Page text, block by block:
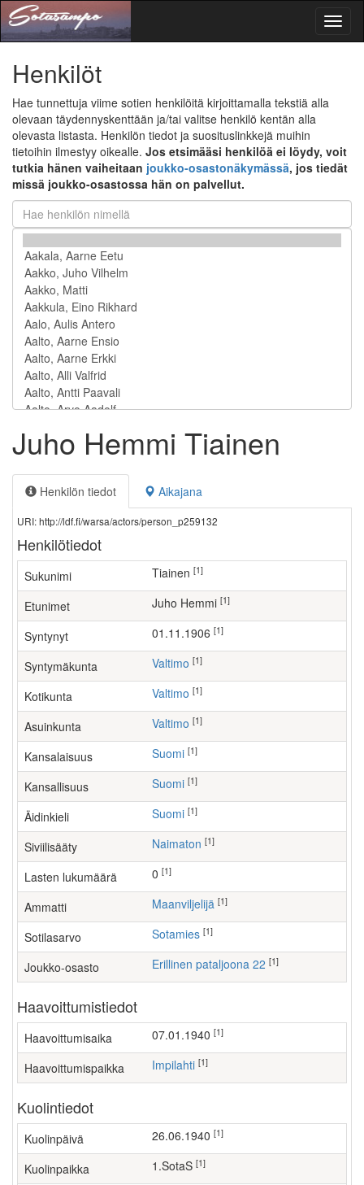
Henkilöt
Hae tunnettuja viime sotien henkilöitä kirjoittamalla tekstiä alla
olevaan täydennyskenttään ja/tai valitse henkilö kentän alla
olevasta listasta. Henkilön tiedot ja suosituslinkkejä muihin
tietoihin ilmestyy oikealle. Jos etsimääsi henkilöä ei löydy, voit
tutkia hänen vaiheitaan joukko-osastonäkymässä, jos tiedät
missä joukko-osastossa hän on palvellut.
Juho Hemmi Tiainen
Henkilön tiedot Aikajana
URI: http://ldf.fi/warsa/actors/person_p259132
Henkilötiedot
Sukunimi Tiainen [1]
Etunimet Juho Hemmi [1]
Syntynyt 01.11.1906 [1]
Syntymäkunta Valtimo [1]
Kotikunta Valtimo [1]
Asuinkunta Valtimo [1]
Kansalaisuus Suomi [1]
Kansallisuus Suomi [1]
Äidinkieli Suomi [1]
Siviilisääty Naimaton [1]
Lasten lukumäärä [1]
Ammatti maanviljelijä [1]
Sotilasarvo Sotamies [1]
Joukko-osasto Erillinen pataljoona 22 [1]
Haavoittumistiedot
Haavoittumisaika 07.01.1940 [1]
Haavoittumispaikka Impilahti [1]
Kuolintiedot
Kuolinpäivä 26.06.1940 [1]
Kuolinpaikka 1.SotaS [1]